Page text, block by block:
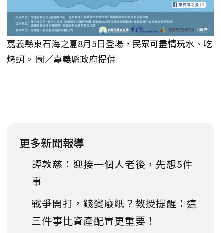
嘉義縣東石海之夏8月5日登場，民眾可盡情玩水、吃
烤蚵。 圖／嘉義縣政府提供
更多新聞報導
譚敦慈：迎接一個人老後，先想5件
事
戰爭開打，錢變廢紙？教授提醒：這
三件事比資產配置更重要！